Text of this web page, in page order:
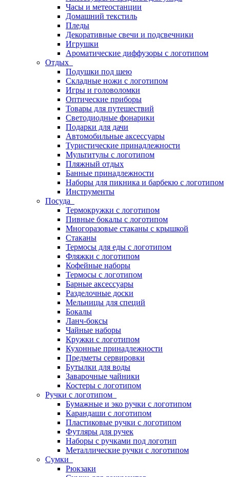
Часы и метеостанции
Домашний текстиль
Пледы
Декоративные свечи и подсвечники
Игрушки
Ароматические диффузоры с логотипом
Отдых
Подушки под шею
Складные ножи с логотипом
Игры и головоломки
Оптические приборы
Товары для путешествий
Светодиодные фонарики
Подарки для дачи
Автомобильные аксессуары
Туристические принадлежности
Мультитулы с логотипом
Пляжный отдых
Банные принадлежности
Наборы для пикника и барбекю с логотипом
Инструменты
Посуда
Термокружки с логотипом
Пивные бокалы с логотипом
Многоразовые стаканы с крышкой
Стаканы
Термосы для еды с логотипом
Фляжки с логотипом
Кофейные наборы
Термосы с логотипом
Барные аксессуары
Разделочные доски
Мельницы для специй
Бокалы
Ланч-боксы
Чайные наборы
Кружки с логотипом
Кухонные принадлежности
Предметы сервировки
Бутылки для воды
Заварочные чайники
Костеры с логотипом
Ручки с логотипом
Бумажные и эко ручки с логотипом
Карандаши с логотипом
Пластиковые ручки с логотипом
Футляры для ручек
Наборы с ручками под логотип
Металлические ручки с логотипом
Сумки
Рюкзаки